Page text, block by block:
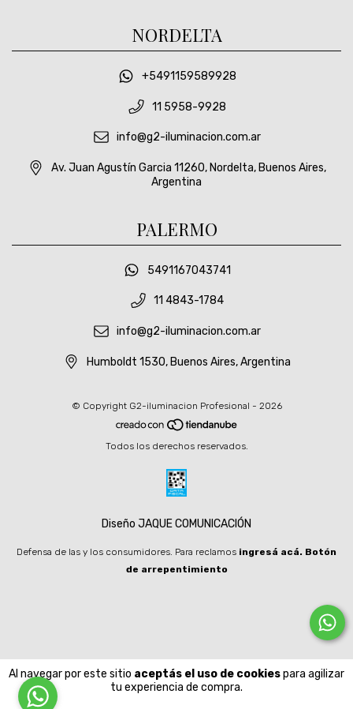
Al navegar por este sitio aceptás el uso de cookiespara agilizar
tu experiencia de compra.
NORDELTA
+5491159589928
11 5958-9928
info@g2-iluminacion.com.ar
Av. Juan Agustín Garcia 11260, Nordelta, Buenos Aires,
Argentina
PALERMO
5491167043741
11 4843-1784
info@g2-iluminacion.com.ar
Humboldt 1530, Buenos Aires, Argentina
© Copyright G2-iluminacion Profesional - 2026
Todos los derechos reservados.
Diseño JAQUE COMUNICACIÓN
Defensa de las y los consumidores. Para reclamos ingresá acá. Botón
de arrepentimiento